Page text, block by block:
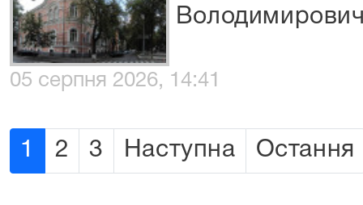
05 серпня 2026, 14:41
1 2 3 Наступна Остання